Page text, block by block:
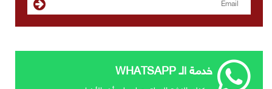
خدمة الـ WHATSAPP